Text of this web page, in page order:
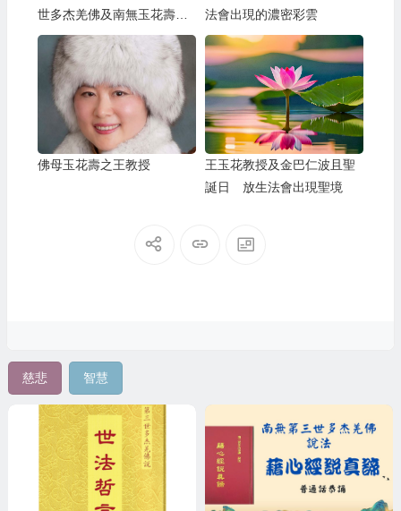
世多杰羌佛及南無玉花壽之
王佛母，不惜代價救護遷移
房頂一窩蜜蜂的事蹟
法會出現的濃密彩雲
佛母玉花壽之王教授
王玉花教授及金巴仁波且聖
誕日 放生法會出現聖境
慈悲 智慧